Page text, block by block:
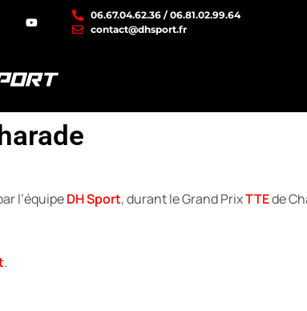
06.67.04.62.36 / 06.81.02.99.64
contact@dhsport.fr
l’équipeDH Sport, durant le Grand PrixTTEde
.